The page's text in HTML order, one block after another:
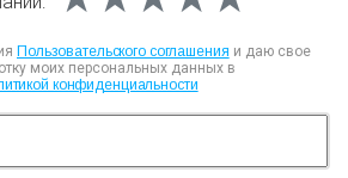
Пользовательского соглашения и даю свое
моих персональных данных в
конфиденциальности